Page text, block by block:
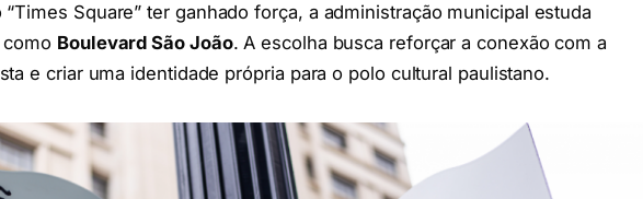
Square” ter ganhado força, a administração municipal estuda
Boulevard São João. A escolha busca reforçar a conexão com a
e criar uma identidade própria para o polo cultural paulistano.